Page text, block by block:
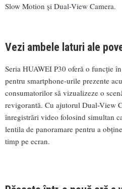
Slow Motion și Dual-View Camera.
Vezi ambele laturi ale
Seria HUAWEI P30 oferă o funcție
pentru smartphone-urile prezente
consumatorilor să vizualizeze o
revigorantă. Cu ajutorul Dual-View
înregistrări video folosind simultan
lentila de panoramare pentru a
timp pe ecran.